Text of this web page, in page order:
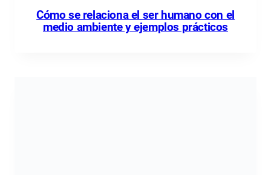
Cómo se relaciona el ser humano con el
medio ambiente y ejemplos prácticos